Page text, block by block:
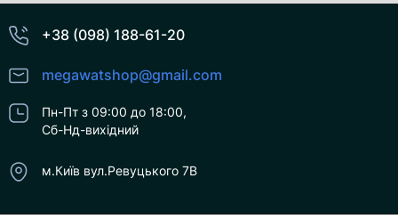
+38 (098) 188-61-20
megawatshop@gmail.com
Пн-Пт з 09:00 до 18:00,
Сб-Нд-вихідний
м.Київ вул.Ревуцького 7В